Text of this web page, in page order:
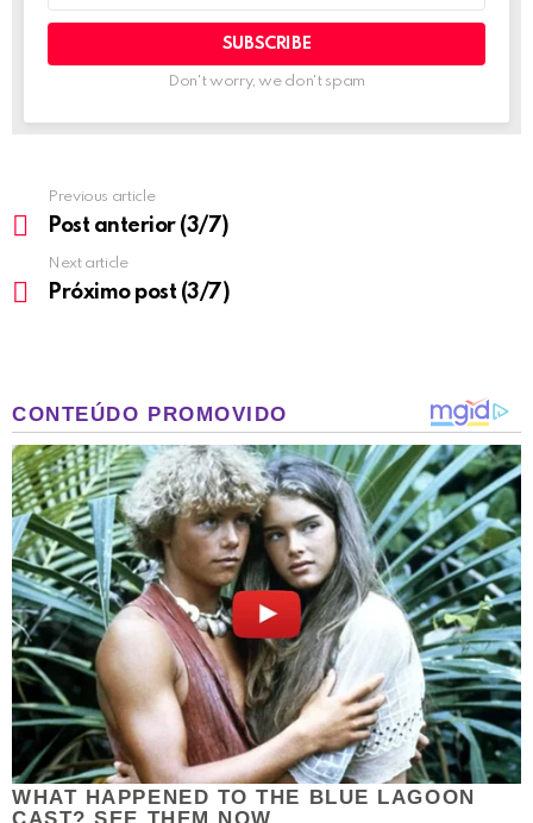
Don't worry, we don't spam
more
Previous article
Post anterior (3/7)
Next article
Próximo post (3/7)